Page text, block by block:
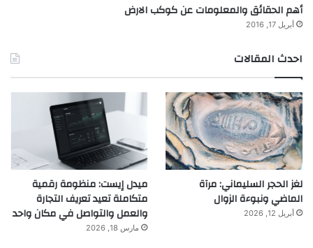
أهم الحقائق والمعلومات عن كوكب الارض
أبريل 17, 2016
احدث المقالات
لغز الحجر السليماني: مرآة
الماضي ونبوءة الزوال
أبريل 12, 2026
ميدل إيست: منظومة رقمية
متكاملة تعيد تعريف التجارة
والعمل والتواصل في مكان واحد
مارس 18, 2026